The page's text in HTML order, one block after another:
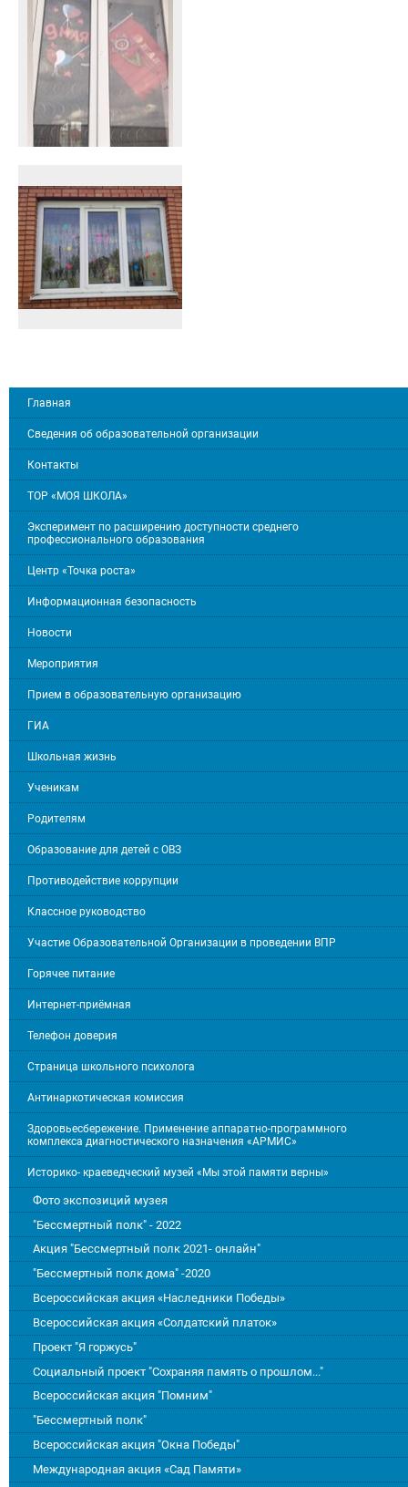
Главная
Сведения об образовательной организации
Контакты
ТОР «МОЯ ШКОЛА»
Эксперимент по расширению доступности среднего
профессионального образования
Центр «Точка роста»
Информационная безопасность
Новости
Мероприятия
Прием в образовательную организацию
ГИА
Школьная жизнь
Ученикам
Родителям
Образование для детей с ОВЗ
Противодействие коррупции
Классное руководство
Участие Образовательной Организации в проведении ВПР
Горячее питание
Интернет-приёмная
Телефон доверия
Страница школьного психолога
Антинаркотическая комиссия
Здоровьесбережение. Применение аппаратно-программного
комплекса диагностического назначения «АРМИС»
Историко- краеведческий музей «Мы этой памяти верны»
Фото экспозиций музея
"Бессмертный полк" - 2022
Акция "Бессмертный полк 2021- онлайн"
"Бессмертный полк дома" -2020
Всероссийская акция «Наследники Победы»
Всероссийская акция «Солдатский платок»
Проект "Я горжусь"
Социальный проект "Сохраняя память о прошлом..."
Всероссийская акция "Помним"
"Бессмертный полк"
Всероссийская акция "Окна Победы"
Международная акция «Сад Памяти»